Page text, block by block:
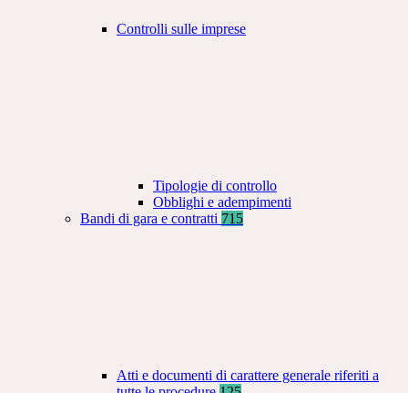
Controlli sulle imprese
Tipologie di controllo
Obblighi e adempimenti
Bandi di gara e contratti 715
Atti e documenti di carattere generale riferiti a